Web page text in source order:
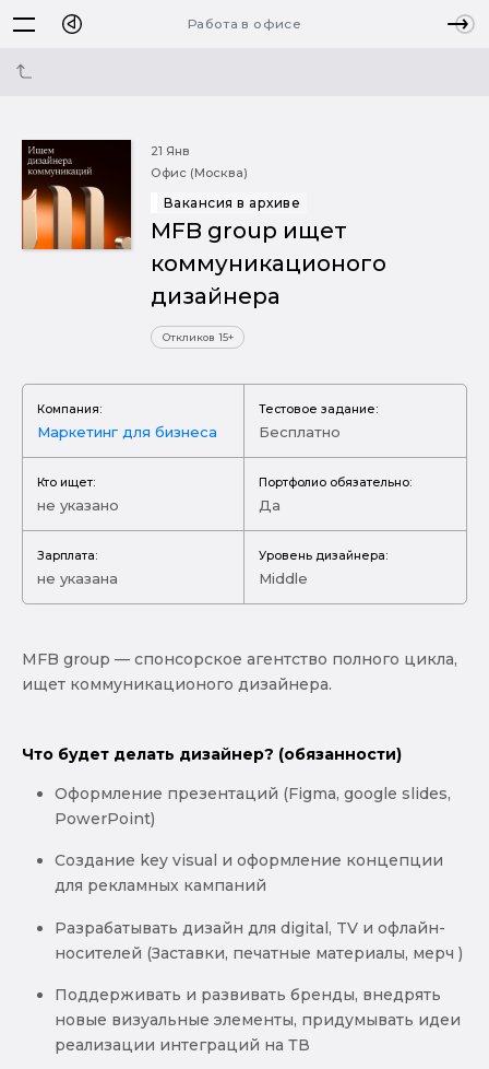
Работа в офисе
21 Янв
Офис (Москва)
Вакансия в архиве
MFB group ищет
коммуникационого
дизайнера
Откликов 15+
Компания:
Маркетинг для бизнеса
Тестовое задание:
Бесплатно
Кто ищет:
не указано
Портфолио обязательно:
Да
Зарплата:
не указана
Уровень дизайнера:
Middle
MFB group — спонсорское агентство полного цикла,
ищет коммуникационого дизайнера.
Что будет делать дизайнер? (обязанности)
Оформление презентаций (Figma, google slides,
PowerPoint)
Создание key visual и оформление концепции
для рекламных кампаний
Разрабатывать дизайн для digital, TV и офлайн-
носителей (Заставки, печатные материалы, мерч )
Поддерживать и развивать бренды, внедрять
новые визуальные элементы, придумывать идеи
реализации интеграций на ТВ